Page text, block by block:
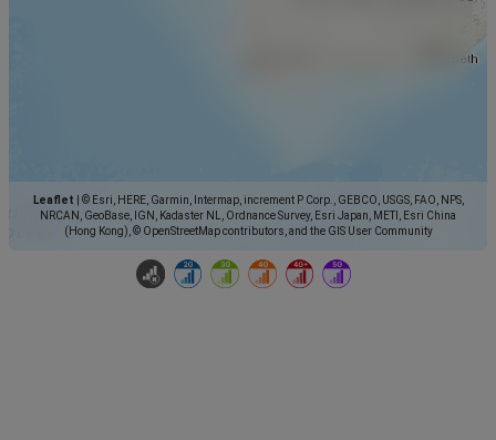
Leaflet
© Esri, HERE, Garmin, Intermap, increment P Corp., GEBCO, USGS, FAO, NPS,
NRCAN, GeoBase, IGN, Kadaster NL, Ordnance Survey, Esri Japan, METI, Esri China
(Hong Kong), © OpenStreetMap contributors, and the GIS User Community